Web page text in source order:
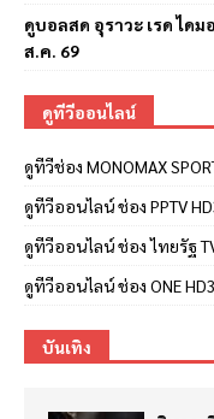
ดูบอลสด อุราวะ เรด ได
ส.ค. 69
ดูทีวีออนไลน์
ดูทีวีช่อง MONOMAX
ดูทีวีออนไลน์ ช่อง PPTV
ดูทีวีออนไลน์ ช่อง ไทยรัฐ
ดูทีวีออนไลน์ ช่อง ONE
บันเทิง